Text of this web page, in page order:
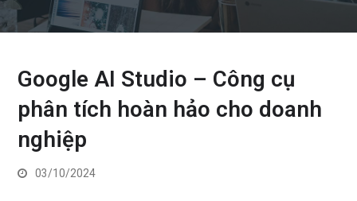
Google AI Studio – Công cụ
phân tích hoàn hảo cho doanh
nghiệp
03/10/2024